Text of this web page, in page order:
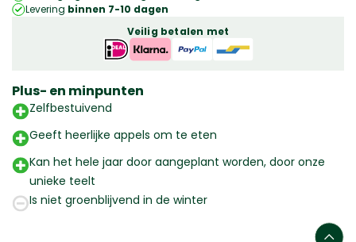
|
180
aantal
Levering binnen 7-10 dagen
Veilig betalen met
Plus- en minpunten
Zelfbestuivend
Geeft heerlijke appels om te eten
Kan het hele jaar door aangeplant worden, door onze
unieke teelt
Is niet groenblijvend in de winter